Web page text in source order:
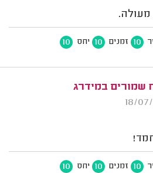
מעולה.
10 זמנים 10 יחס 10
שמורים במידרג
10 זמנים 10 יחס 10